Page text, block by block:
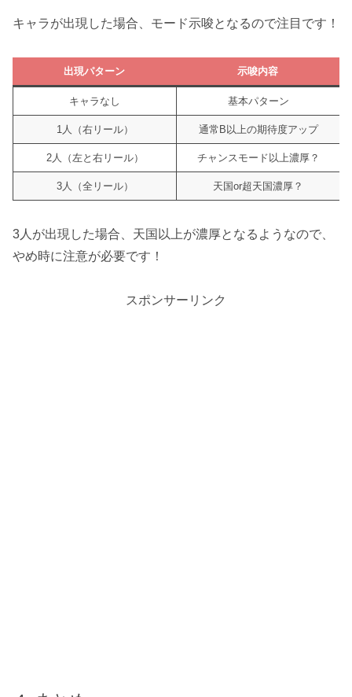
キャラが出現した場合、モード示唆となるので注目です！
出現パターン 示唆内容
キャラなし 基本パターン
1人（右リール） 通常B以上の期待度アップ
2人（左と右リール） チャンスモード以上濃厚？
3人（全リール） 天国or超天国濃厚？
3人が出現した場合、天国以上が濃厚となるようなので、
やめ時に注意が必要です！
スポンサーリンク